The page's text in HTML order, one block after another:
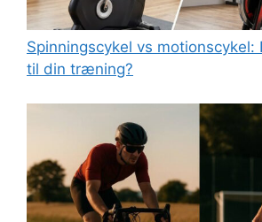
Spinningscykel vs
til din træning?